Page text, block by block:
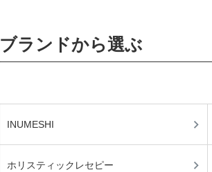
ブランドから選ぶ
INUMESHI
ホリスティックレセピー